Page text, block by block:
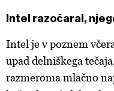
Intel razočaral,
Intel je v poznem
upad delniškega
razmeroma mlačno